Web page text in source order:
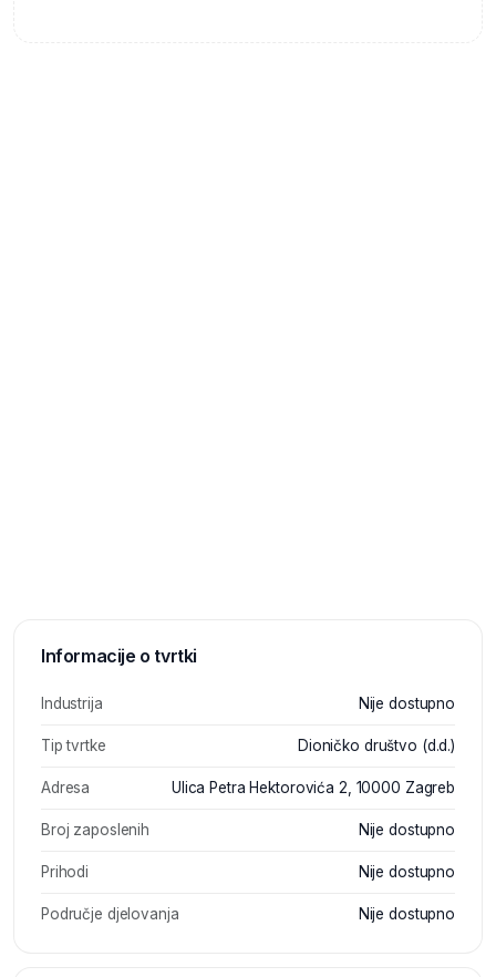
Informacije o tvrtki
Industrija Nije dostupno
Tip tvrtke Dioničko društvo (d.d.)
Adresa Ulica Petra Hektorovića 2, 10000 Zagreb
Broj zaposlenih Nije dostupno
Prihodi Nije dostupno
Područje djelovanja Nije dostupno